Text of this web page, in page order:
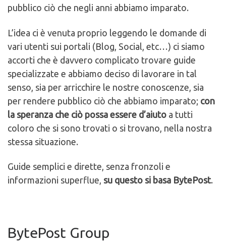
pubblico ciò che negli anni abbiamo imparato.
L’idea ci è venuta proprio leggendo le domande di
vari utenti sui portali (Blog, Social, etc…) ci siamo
accorti che è davvero complicato trovare guide
specializzate e abbiamo deciso di lavorare in tal
senso, sia per arricchire le nostre conoscenze, sia
per rendere pubblico ciò che abbiamo imparato; con
la speranza che ciò possa essere d’aiuto a tutti
coloro che si sono trovati o si trovano, nella nostra
stessa situazione.
Guide semplici e dirette, senza fronzoli e
informazioni superflue, su questo si basa BytePost.
BytePost Group